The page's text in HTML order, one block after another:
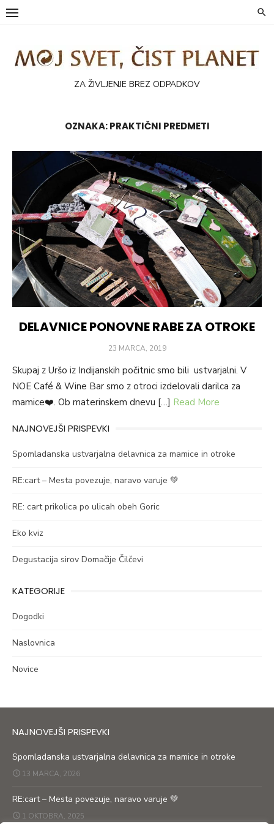
Skip
ZA ŽIVLJENJE BREZ ODPADKOV
OZNAKA:PRAKTIČNI PREDMETI
DELAVNICE PONOVNE RABE ZA OTROKE
POSTED
23 MARCA, 2019
Skupaj z Uršo iz Indijanskih počitnic smo bili ustvarjalni. V
NOE Café & Wine Bar smo z otroci izdelovali darilca za
mamice❤️. Ob materinskem dnevu […] Read More
NAJNOVEJŠI PRISPEVKI
Spomladanska ustvarjalna delavnica za mamice in otroke
RE:cart – Mesta povezuje, naravo varuje 💚
RE: cart prikolica po ulicah obeh Goric
Eko kviz
Degustacija sirov Domačije Čilčevi
KATEGORIJE
Dogodki
Naslovnica
Novice
NAJNOVEJŠI PRISPEVKI
Spomladanska ustvarjalna delavnica za mamice in otroke
13 MARCA, 2026
RE:cart – Mesta povezuje, naravo varuje 💚
1 OKTOBRA, 2025